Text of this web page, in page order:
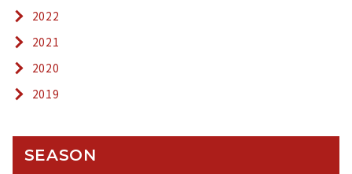
2022
2021
2020
2019
SEASON